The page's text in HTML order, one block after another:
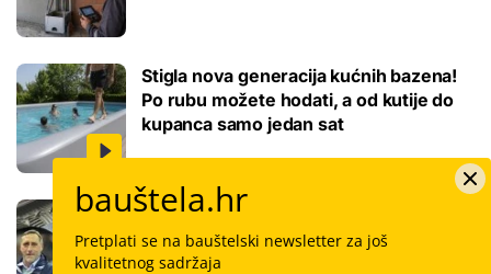
Stigla nova generacija kućnih bazena!
Po rubu možete hodati, a od kutije do
kupanca samo jedan sat
Koliko košta keramičar za kvadrat
pločica: Cijenu određuju površina,
dimenzije keramike, ali i lokacija
bauštela.hr
Pretplati se na bauštelski newsletter za još
kvalitetnog sadržaja